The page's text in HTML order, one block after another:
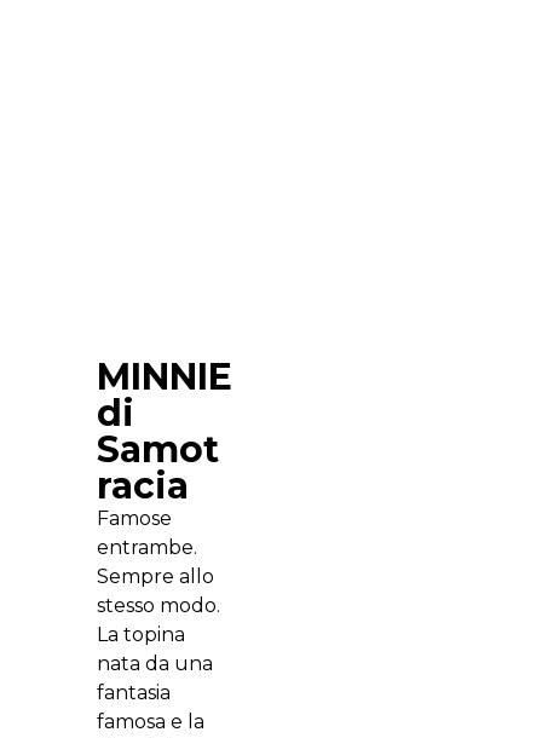
MINNIE
di
Samot
racia
Famose
entrambe.
Sempre allo
stesso modo.
La topina
nata da una
fantasia
famosa e la